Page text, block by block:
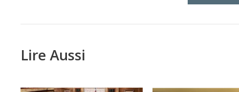
Lire Aussi